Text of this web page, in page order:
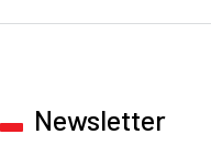
Newsletter